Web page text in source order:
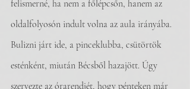
felismerné, ha nem a főlépcsőn, hanem az
oldalfolyosón indult volna az aula irányába.
Bulizni járt ide, a pinceklubba, csütörtök
esténként, miután Bécsből hazajött. Úgy
szervezte az órarendjét, hogy pénteken már